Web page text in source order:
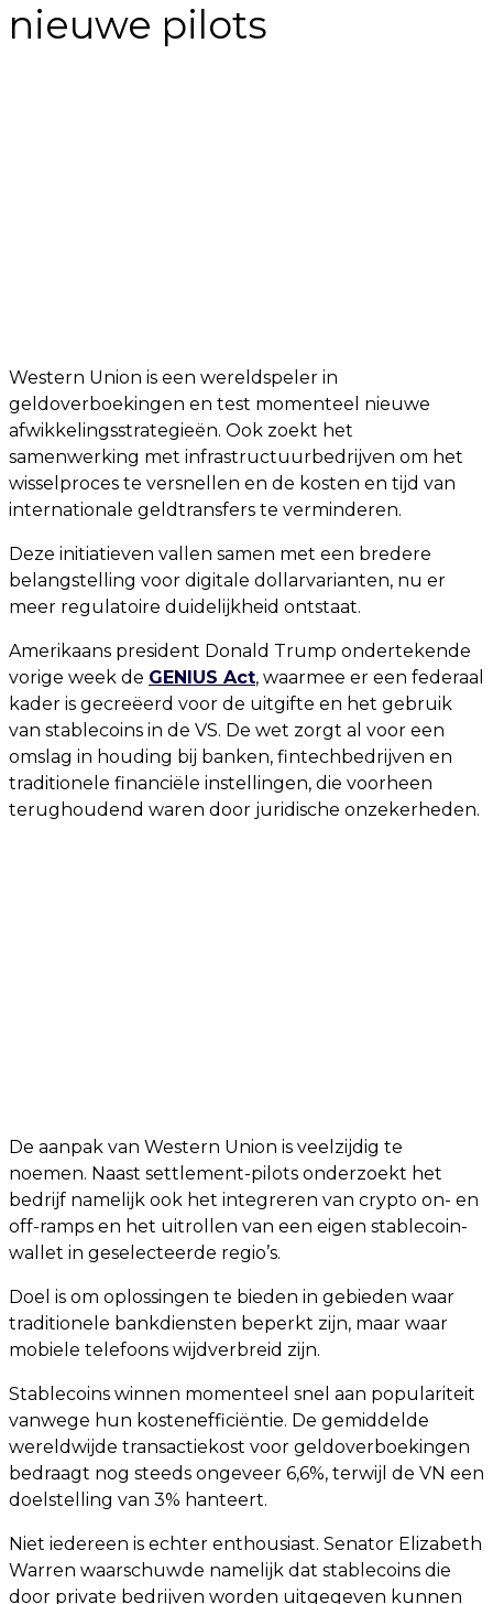
nieuwe pilots
Western Union is een wereldspeler in
geldoverboekingen en test momenteel nieuwe
afwikkelingsstrategieën. Ook zoekt het
samenwerking met infrastructuurbedrijven om het
wisselproces te versnellen en de kosten en tijd van
internationale geldtransfers te verminderen.
Deze initiatieven vallen samen met een bredere
belangstelling voor digitale dollarvarianten, nu er
meer regulatoire duidelijkheid ontstaat.
Amerikaans president Donald Trump ondertekende
vorige week de GENIUS Act, waarmee er een federaal
kader is gecreëerd voor de uitgifte en het gebruik
van stablecoins in de VS. De wet zorgt al voor een
omslag in houding bij banken, fintechbedrijven en
traditionele financiële instellingen, die voorheen
terughoudend waren door juridische onzekerheden.
De aanpak van Western Union is veelzijdig te
noemen. Naast settlement-pilots onderzoekt het
bedrijf namelijk ook het integreren van crypto on- en
off-ramps en het uitrollen van een eigen stablecoin-
wallet in geselecteerde regio’s.
Doel is om oplossingen te bieden in gebieden waar
traditionele bankdiensten beperkt zijn, maar waar
mobiele telefoons wijdverbreid zijn.
Stablecoins winnen momenteel snel aan populariteit
vanwege hun kostenefficiëntie. De gemiddelde
wereldwijde transactiekost voor geldoverboekingen
bedraagt nog steeds ongeveer 6,6%, terwijl de VN een
doelstelling van 3% hanteert.
Niet iedereen is echter enthousiast. Senator Elizabeth
Warren waarschuwde namelijk dat stablecoins die
door private bedrijven worden uitgegeven kunnen